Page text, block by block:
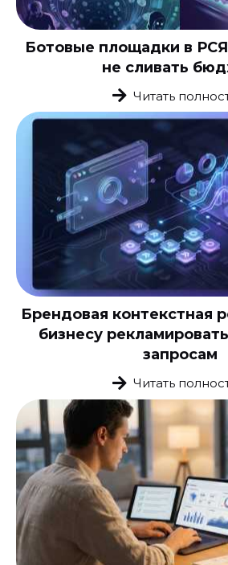
Ботовые площадки в
не сливать
Читать
Брендовая контекстная
бизнесу
запросам
Читать